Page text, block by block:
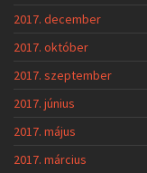
2017. december
2017. október
2017. szeptember
2017. június
2017. május
2017. március